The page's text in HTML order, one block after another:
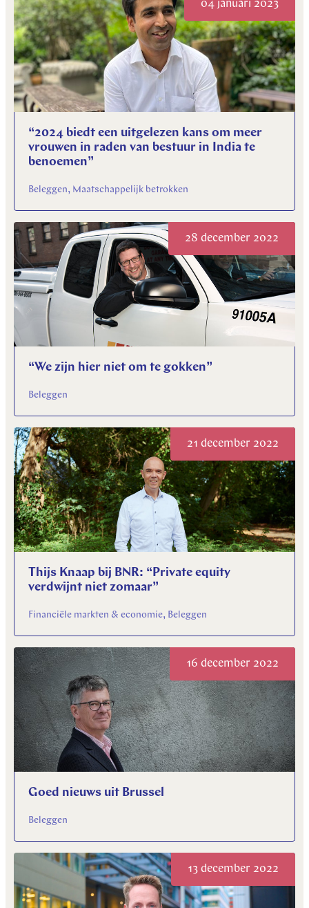
04 januari 2023
“2024 biedt een uitgelezen kans om meer
vrouwen in raden van bestuur in India te
benoemen”
Beleggen, Maatschappelijk betrokken
28 december 2022
“We zijn hier niet om te gokken”
Beleggen
21 december 2022
Thijs Knaap bij BNR: “Private equity
verdwijnt niet zomaar”
Financiële markten & economie, Beleggen
16 december 2022
Goed nieuws uit Brussel
Beleggen
13 december 2022